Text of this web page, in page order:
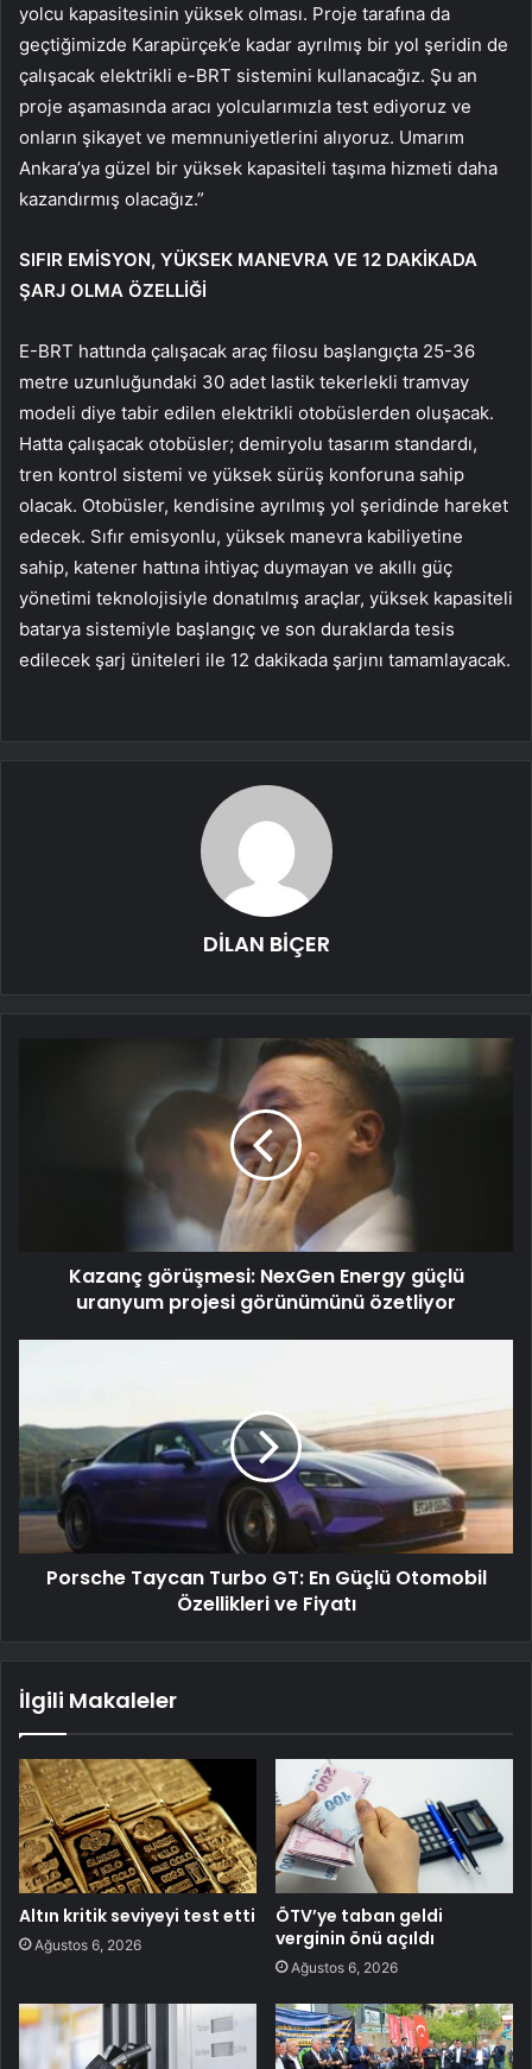
yolcu kapasitesinin yüksek olması. Proje tarafına da
geçtiğimizde Karapürçek’e kadar ayrılmış bir yol şeridin de
çalışacak elektrikli e-BRT sistemini kullanacağız. Şu an
proje aşamasında aracı yolcularımızla test ediyoruz ve
onların şikayet ve memnuniyetlerini alıyoruz. Umarım
Ankara’ya güzel bir yüksek kapasiteli taşıma hizmeti daha
kazandırmış olacağız.”
SIFIR EMİSYON, YÜKSEK MANEVRA VE 12 DAKİKADA
ŞARJ OLMA ÖZELLİĞİ
E-BRT hattında çalışacak araç filosu başlangıçta 25-36
metre uzunluğundaki 30 adet lastik tekerlekli tramvay
modeli diye tabir edilen elektrikli otobüslerden oluşacak.
Hatta çalışacak otobüsler; demiryolu tasarım standardı,
tren kontrol sistemi ve yüksek sürüş konforuna sahip
olacak. Otobüsler, kendisine ayrılmış yol şeridinde hareket
edecek. Sıfır emisyonlu, yüksek manevra kabiliyetine
sahip, katener hattına ihtiyaç duymayan ve akıllı güç
yönetimi teknolojisiyle donatılmış araçlar, yüksek kapasiteli
batarya sistemiyle başlangıç ve son duraklarda tesis
edilecek şarj üniteleri ile 12 dakikada şarjını tamamlayacak.
DİLAN BİÇER
Kazanç görüşmesi: NexGen Energy güçlü
uranyum projesi görünümünü özetliyor
Porsche Taycan Turbo GT: En Güçlü Otomobil
Özellikleri ve Fiyatı
İlgili Makaleler
Altın kritik seviyeyi test etti
Ağustos 6, 2026
ÖTV’ye taban geldi
verginin önü açıldı
Ağustos 6, 2026